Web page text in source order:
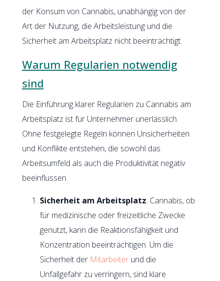
der Konsum von Cannabis, unabhängig von der
Art der Nutzung, die Arbeitsleistung und die
Sicherheit am Arbeitsplatz nicht beeinträchtigt.
Warum Regularien notwendig
sind
Die Einführung klarer Regularien zu Cannabis am
Arbeitsplatz ist für Unternehmer unerlässlich.
Ohne festgelegte Regeln können Unsicherheiten
und Konflikte entstehen, die sowohl das
Arbeitsumfeld als auch die Produktivität negativ
beeinflussen.
Sicherheit am Arbeitsplatz: Cannabis, ob
für medizinische oder freizeitliche Zwecke
genutzt, kann die Reaktionsfähigkeit und
Konzentration beeinträchtigen. Um die
Sicherheit der Mitarbeiterund die
Unfallgefahr zu verringern, sind klare